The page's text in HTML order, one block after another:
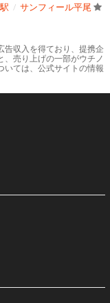
サンフィール平尾
告収入を得ており、提携企
、売り上げの一部がウチノ
いては、公式サイトの情報